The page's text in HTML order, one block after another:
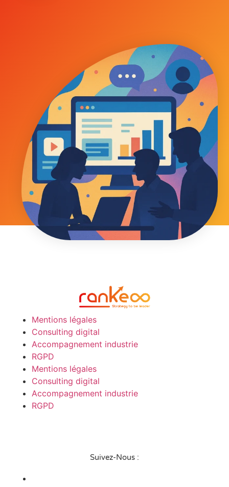
Mentions légales
Consulting digital
Accompagnement industrie
RGPD
Mentions légales
Consulting digital
Accompagnement industrie
RGPD
Suivez-Nous :